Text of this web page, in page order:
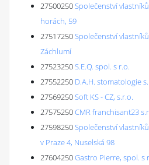
27500250Společenství
horách, 59
27517250Společenství
Záchlumí
27523250S.E.Q. spol. s r.o.
27552250 D.A.H. stomatologie
27569250Soft KS - CZ, s.r.o.
27575250CMR franchisant23
27598250Společenství
v Praze 4, Nuselská 98
27604250Gastro Pierre, spol. s